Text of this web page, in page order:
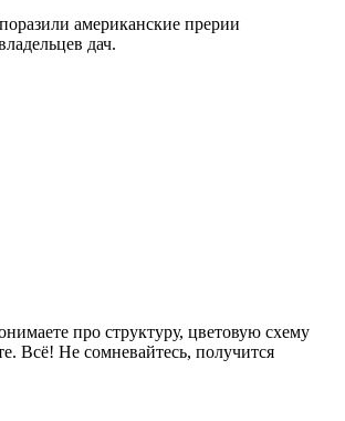
американские прерии
дач.
про структуру, цветовую схему
Всё! Не сомневайтесь, получится